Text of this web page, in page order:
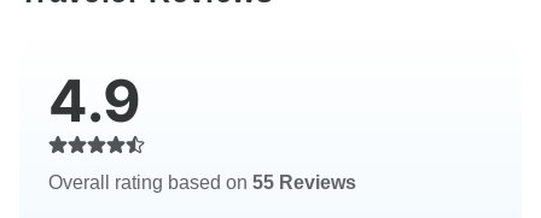
4.9
Overall rating based on 55 Reviews